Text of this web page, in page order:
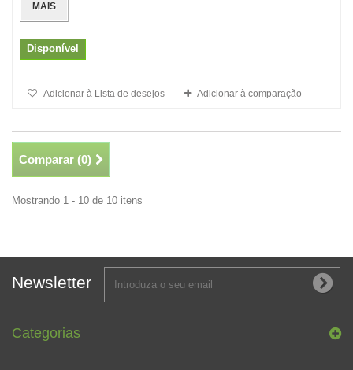
MAIS
Disponível
Adicionar à Lista de desejos Adicionar à comparação
Comparar (0)
Mostrando 1 - 10 de 10 itens
Newsletter
Categorias